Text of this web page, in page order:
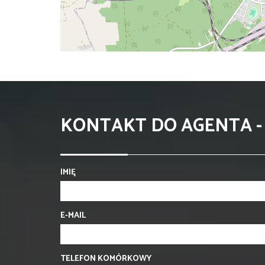
KONTAKT DO AGENTA
IMIĘ
E-MAIL
TELEFON KOMÓRKOWY